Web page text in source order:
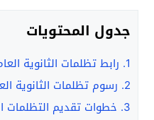
جدول المحتويات
1. رابط تظلمات الثانوية العامة
2. رسوم تظلمات الثانوية
3. خطوات تقديم التظلمات